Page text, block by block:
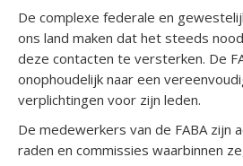
De complexe federale en
ons land maken dat het steeds
deze contacten te versterken. De
onophoudelijk naar een
verplichtingen voor zijn leden.
De medewerkers van de FABA zijn
raden en commissies waarbinnen